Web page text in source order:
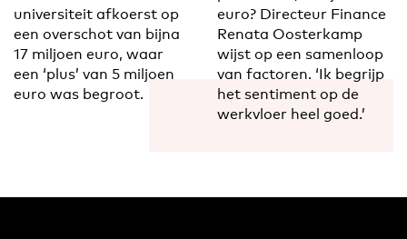
universiteit afkoerst op
een overschot van bijna
17 miljoen euro, waar
een ‘plus’ van 5 miljoen
euro was begroot.
euro? Directeur Finance
Renata Oosterkamp
wijst op een samenloop
van factoren. ‘Ik begrijp
het sentiment op de
werkvloer heel goed.’